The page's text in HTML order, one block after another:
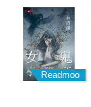
Readmoo